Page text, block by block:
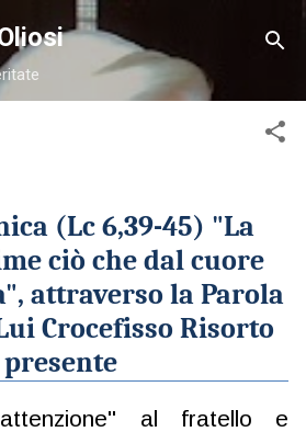
ai contenuti principali
(Lc 6,39-45) "La
ciò che dal cuore
, attraverso la Parola
Crocefisso Risorto
presente
al fratello e